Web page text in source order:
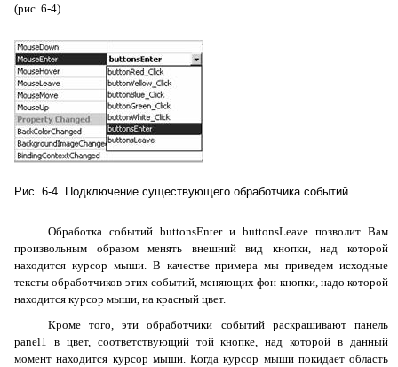
(рис. 6-4).
Рис. 6-4. Подключение существующего обработчика событий
Обработка событий buttonsEnterи buttonsLeaveпозволит Вам
произвольным образом менять внешний вид кнопки, над которой
находится курсор мыши. В качестве примера мы приведем исходные
тексты обработчиков этих событий, меняющих фон кнопки, надо которой
находится курсор мыши, на красный цвет.
Кроме того, эти обработчики событий раскрашивают панель
panel1 в цвет, соответствующий той кнопке, над которой в данный
момент находится курсор мыши. Когда курсор мыши покидает область